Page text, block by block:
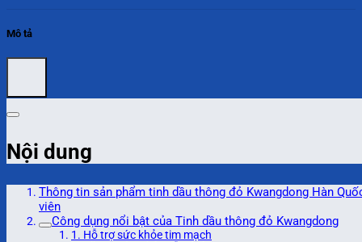
Mô tả
Nội dung
Thông tin sản phẩm tinh dầu thông đỏ Kwangdong Hàn
viên
Công dụng nổi bật của Tinh dầu thông đỏ Kwangdong
1. Hỗ trợ sức khỏe tim mạch